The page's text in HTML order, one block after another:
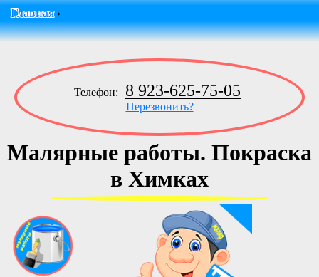
Главная›
Телефон: 8 923-625-75-05
Перезвонить?
Малярные работы. Покраска
в Химках